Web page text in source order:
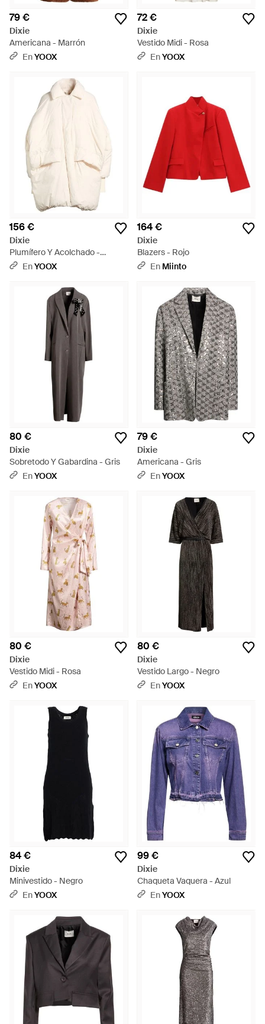
79 €
Dixie
Americana - Marrón
EnYOOX
72 €
Dixie
Vestido Midi - Rosa
EnYOOX
156 €
Dixie
Plumífero Y Acolchado -
Neutro
EnYOOX
164 €
Dixie
Blazers - Rojo
En Miinto
80 €
Dixie
Sobretodo Y Gabardina - Gris
EnYOOX
79 €
Dixie
Americana - Gris
EnYOOX
80 €
Dixie
Vestido Midi - Rosa
EnYOOX
80 €
Dixie
Vestido Largo - Negro
EnYOOX
84 €
Dixie
Minivestido - Negro
EnYOOX
99 €
Dixie
Chaqueta Vaquera - Azul
EnYOOX